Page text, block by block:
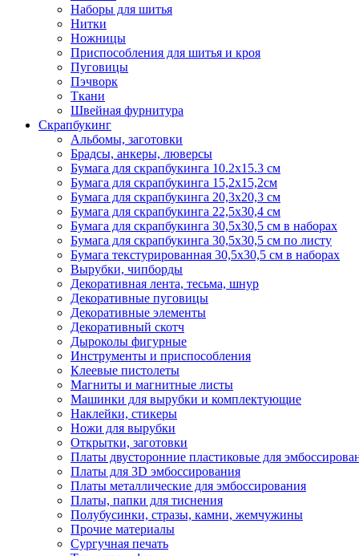
Наборы для шитья
Нитки
Ножницы
Приспособления для шитья и кроя
Пуговицы
Пэчворк
Ткани
Швейная фурнитура
Скрапбукинг
Альбомы, заготовки
Брадсы, анкеры, люверсы
Бумага для скрапбукинга 10.2х15.3 см
Бумага для скрапбукинга 15,2х15,2см
Бумага для скрапбукинга 20,3х20,3 см
Бумага для скрапбукинга 22,5х30,4 см
Бумага для скрапбукинга 30,5х30,5 см в наборах
Бумага для скрапбукинга 30,5х30,5 см по листу
Бумага текстурированная 30,5х30,5 см в наборах
Вырубки, чипборды
Декоративная лента, тесьма, шнур
Декоративные пуговицы
Декоративные элементы
Декоративный скотч
Дыроколы фигурные
Инструменты и приспособления
Клеевые пистолеты
Магниты и магнитные листы
Машинки для вырубки и комплектующие
Наклейки, стикеры
Ножи для вырубки
Открытки, заготовки
Платы двусторонние пластиковые для
Платы для 3D эмбоссирования
Платы металлические для эмбоссирования
Платы, папки для тиснения
Полубусинки, стразы, камни, жемчужины
Прочие материалы
Сургучная печать